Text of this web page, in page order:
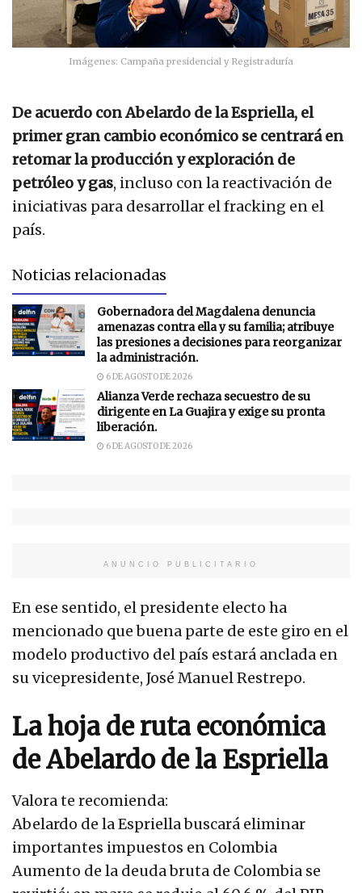
Imágenes: Campaña presidencial y Registraduría
De acuerdo con Abelardo de la Espriella, el
primer gran cambio económico se centrará en
retomar la producción y exploración de
petróleo y gas, incluso con la reactivación de
iniciativas para desarrollar el fracking en el
país.
Noticias relacionadas
Gobernadora del Magdalena denuncia
amenazas contra ella y su familia; atribuye
las presiones a decisiones para reorganizar
la administración.
6 DE AGOSTO DE 2026
Alianza Verde rechaza secuestro de su
dirigente en La Guajira y exige su pronta
liberación.
6 DE AGOSTO DE 2026
ANUNCIO PUBLICITARIO
En ese sentido, el presidente electo ha
mencionado que buena parte de este giro en el
modelo productivo del país estará anclada en
su vicepresidente, José Manuel Restrepo.
La hoja de ruta económica
de Abelardo de la Espriella
Valora te recomienda:
Abelardo de la Espriella buscará eliminar
importantes impuestos en Colombia
Aumento de la deuda bruta de Colombia se